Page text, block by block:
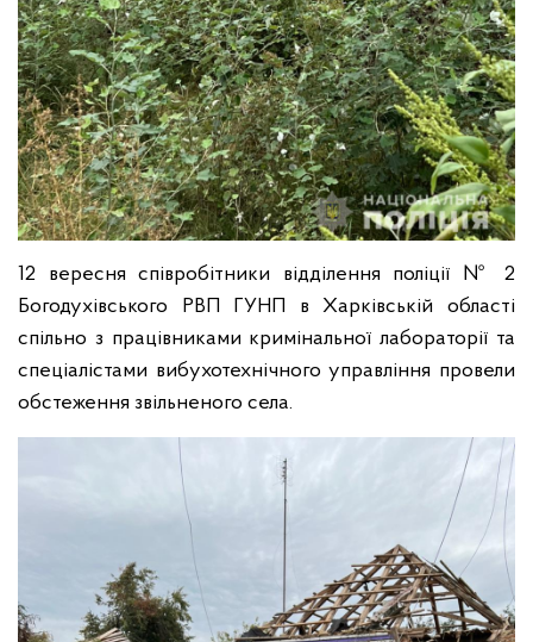
12 вересня співробітники відділення поліції № 2
Богодухівського РВП ГУНП в Харківській області
спільно з працівниками кримінальної лабораторії та
спеціалістами вибухотехнічного управління провели
обстеження звільненого села.